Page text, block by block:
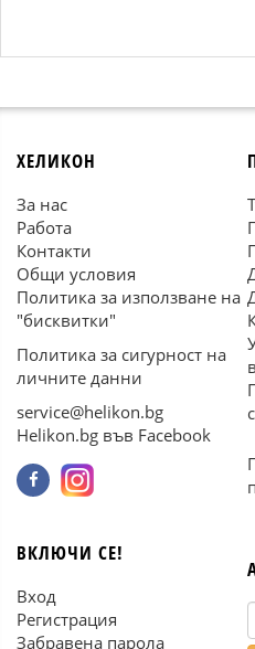
ХЕЛИКОН
За нас
Работа
Контакти
Общи условия
Политика за използване на
"бисквитки"
Политика за сигурност на
личните данни
service@helikon.bg
Helikon.bg във Facebook
ВКЛЮЧИ СЕ!
Вход
Регистрация
Забравена парола